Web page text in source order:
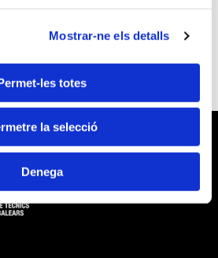
Mostrar-ne els detalls
les totes
la selecció
Denega
ser Técnico Tributario